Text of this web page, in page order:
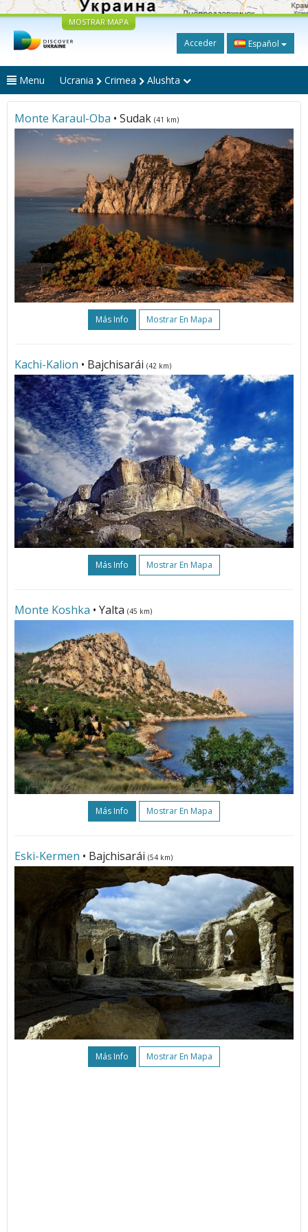
MOSTRAR MAPA
Acceder Español
Menu Ucrania Crimea Alushta
Monte Karaul-Oba • Sudak (41 km)
Más Info Mostrar En Mapa
Kachi-Kalion • Bajchisarái (42 km)
Más Info Mostrar En Mapa
Monte Koshka • Yalta (45 km)
Más Info Mostrar En Mapa
Eski-Kermen • Bajchisarái (54 km)
Más Info Mostrar En Mapa